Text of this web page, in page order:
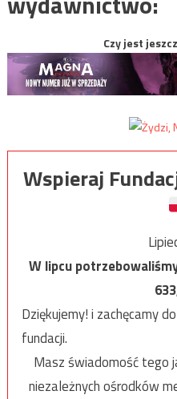
Czy jest
Wspieraj
W lipcu
Dziękujemy! i zachęcamy
fundacji.
Masz świadomość tego
niezależnych ośrodków